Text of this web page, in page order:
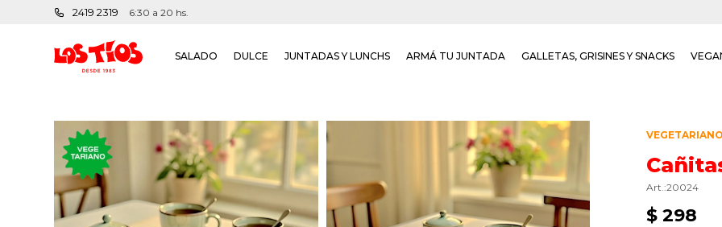
SALADO DULCE JUNTADAS Y LUNCHS ARMÁ TU JUNTADA GALLETAS, GRISINES Y SNACKS
2419 2319 6:30 a 20 hs.
VEGETARIANO
20024
$ 298